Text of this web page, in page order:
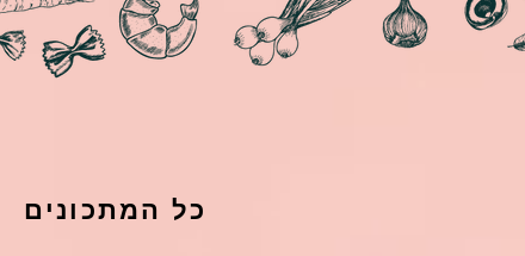
כל המתכונים